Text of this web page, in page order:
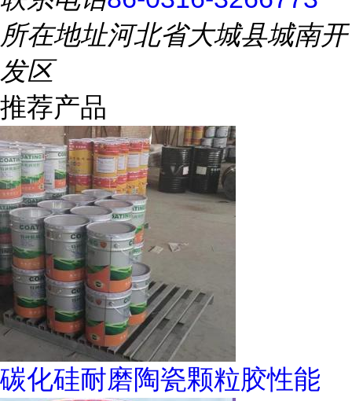
所在地址河北省大城县城南开
发区
推荐产品
碳化硅耐磨陶瓷颗粒胶性能